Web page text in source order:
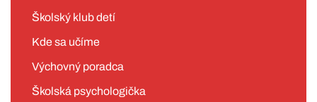
Školský klub detí
Kde sa učíme
Výchovný poradca
Školská psychologička